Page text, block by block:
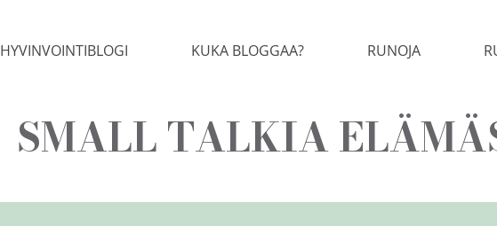
HYVINVOINTIBLOGI KUKA BLOGGAA? RUNOJA
SMALL TALKIA